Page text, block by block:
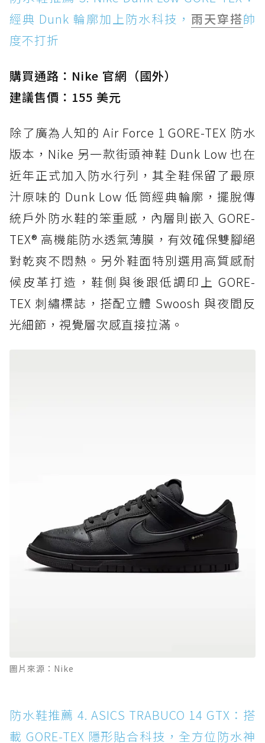
經典 Dunk 輪廓加上防水科技， 雨天穿搭帥
度不打折
購買通路：Nike 官網（國外）
建議售價：155 美元
除了廣為人知的 Air Force 1 GORE-TEX 防水
版本，Nike 另一款街頭神鞋 Dunk Low 也在
近年正式加入防水行列，其全鞋保留了最原
汁原味的 Dunk Low 低筒經典輪廓，擺脫傳
統戶外防水鞋的笨重感，內層則嵌入 GORE-
TEX® 高機能防水透氣薄膜，有效確保雙腳絕
對乾爽不悶熱。另外鞋面特別選用高質感耐
候皮革打造，鞋側與後跟低調印上 GORE-
TEX 刺繡標誌，搭配立體 Swoosh 與夜間反
光細節，視覺層次感直接拉滿。
圖片來源：Nike
防水鞋推薦 4. ASICS TRABUCO 14 GTX：搭
載 GORE-TEX 隱形貼合科技，全方位防水神